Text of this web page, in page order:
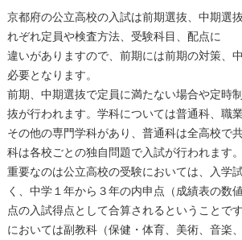
京都府の公立高校の入試は前期選抜、中期選
れぞれ定員や検査方法、受験科目、配点に
違いがありますので、前期には前期の対策、
必要となります。
前期、中期選抜で定員に満たない場合や定時
抜が行われます。学科については普通科、職
その他の専門学科があり、普通科は全高校で
科は各校ごとの独自問題で入試が行われます。
重要なのは公立高校の受験においては、入学
く、中学１年から３年の内申点（成績表の数
点の入試得点として合算されるということで
においては副教科（保健・体育、美術、音楽